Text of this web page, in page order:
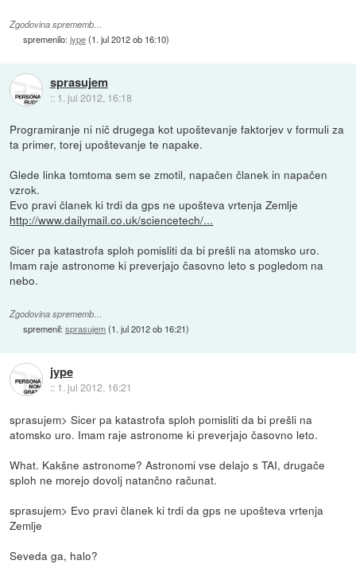
Zgodovina sprememb…
spremenilo:jype(1. jul 2012 ob 16:10)
sprasujem
:: 1. jul 2012, 16:18
Programiranje ni nič drugega kot upoštevanje faktorjev v formuli za
ta primer, torej upoštevanje te napake.
Glede linka tomtoma sem se zmotil, napačen članek in napačen
vzrok.
Evo pravi članek ki trdi da gps ne upošteva vrtenja Zemlje
http://www.dailymail.co.uk/sciencetech/...
Sicer pa katastrofa sploh pomisliti da bi prešli na atomsko uro.
Imam raje astronome ki preverjajo časovno leto s pogledom na
nebo.
Zgodovina sprememb…
spremenil:sprasujem(1. jul 2012 ob 16:21)
jype
:: 1. jul 2012, 16:21
sprasujem> Sicer pa katastrofa sploh pomisliti da bi prešli na
atomsko uro. Imam raje astronome ki preverjajo časovno leto.
What. Kakšne astronome? Astronomi vse delajo s TAI, drugače
sploh ne morejo dovolj natančno računat.
sprasujem> Evo pravi članek ki trdi da gps ne upošteva vrtenja
Zemlje
Seveda ga, halo?